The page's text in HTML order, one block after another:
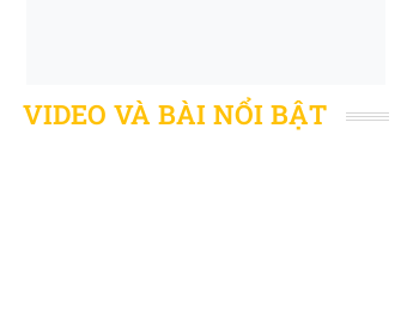
VIDEO VÀ BÀI NỔI BẬT